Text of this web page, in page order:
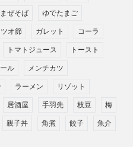
まぜそば ゆでたまご
オ節 ガレット コーラ
トマトジュース トースト
ル メンチカツ
ラーメン リゾット
居酒屋 手羽先 枝豆 梅
親子丼 角煮 餃子 魚介